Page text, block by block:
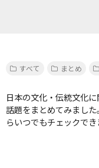
すべて
まとめ
日本の文化・伝統文化
話題をまとめてみまし
らいつでもチェックでき